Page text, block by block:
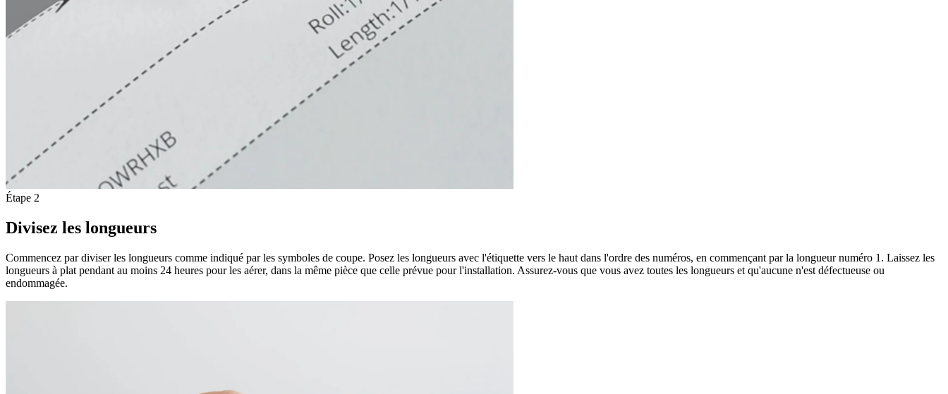
Étape 2
Divisez les longueurs
Commencez par diviser les longueurs comme indiqué par les symboles de coupe. Posez les longueurs avec l'étiquette vers le haut dans l'ordre des numéros, en commençant par la longueur numéro 1. Laissez les
longueurs à plat pendant au moins 24 heures pour les aérer, dans la même pièce que celle prévue pour l'installation. Assurez-vous que vous avez toutes les longueurs et qu'aucune n'est défectueuse ou
endommagée.